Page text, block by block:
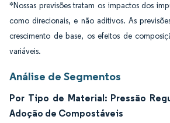
*Nossas previsões tratam os impactos dos
como direcionais, e não aditivos. As
crescimento de base, os efeitos de
variáveis.
Análise de Segmentos
Por Tipo de Material: Pressão
Adoção de Compostáveis